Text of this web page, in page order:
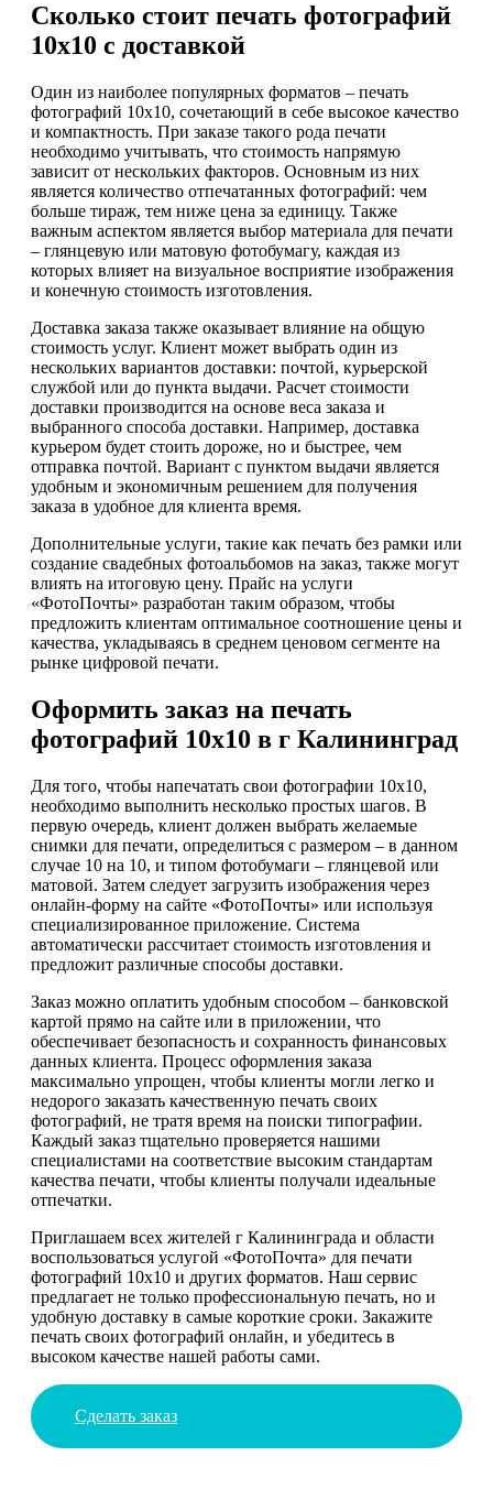
Сколько стоит печать фотографий
10х10 с доставкой
Один из наиболее популярных форматов – печать
фотографий 10х10, сочетающий в себе высокое качество
и компактность. При заказе такого рода печати
необходимо учитывать, что стоимость напрямую
зависит от нескольких факторов. Основным из них
является количество отпечатанных фотографий: чем
больше тираж, тем ниже цена за единицу. Также
важным аспектом является выбор материала для печати
– глянцевую или матовую фотобумагу, каждая из
которых влияет на визуальное восприятие изображения
и конечную стоимость изготовления.
Доставка заказа также оказывает влияние на общую
стоимость услуг. Клиент может выбрать один из
нескольких вариантов доставки: почтой, курьерской
службой или до пункта выдачи. Расчет стоимости
доставки производится на основе веса заказа и
выбранного способа доставки. Например, доставка
курьером будет стоить дороже, но и быстрее, чем
отправка почтой. Вариант с пунктом выдачи является
удобным и экономичным решением для получения
заказа в удобное для клиента время.
Дополнительные услуги, такие как печать без рамки или
создание свадебных фотоальбомов на заказ, также могут
влиять на итоговую цену. Прайс на услуги
«ФотоПочты» разработан таким образом, чтобы
предложить клиентам оптимальное соотношение цены и
качества, укладываясь в среднем ценовом сегменте на
рынке цифровой печати.
Оформить заказ на печать
фотографий 10х10 в г Калининград
Для того, чтобы напечатать свои фотографии 10х10,
необходимо выполнить несколько простых шагов. В
первую очередь, клиент должен выбрать желаемые
снимки для печати, определиться с размером – в данном
случае 10 на 10, и типом фотобумаги – глянцевой или
матовой. Затем следует загрузить изображения через
онлайн-форму на сайте «ФотоПочты» или используя
специализированное приложение. Система
автоматически рассчитает стоимость изготовления и
предложит различные способы доставки.
Заказ можно оплатить удобным способом – банковской
картой прямо на сайте или в приложении, что
обеспечивает безопасность и сохранность финансовых
данных клиента. Процесс оформления заказа
максимально упрощен, чтобы клиенты могли легко и
недорого заказать качественную печать своих
фотографий, не тратя время на поиски типографии.
Каждый заказ тщательно проверяется нашими
специалистами на соответствие высоким стандартам
качества печати, чтобы клиенты получали идеальные
отпечатки.
Приглашаем всех жителей г Калининграда и области
воспользоваться услугой «ФотоПочта» для печати
фотографий 10х10 и других форматов. Наш сервис
предлагает не только профессиональную печать, но и
удобную доставку в самые короткие сроки. Закажите
печать своих фотографий онлайн, и убедитесь в
высоком качестве нашей работы сами.
Сделать заказ